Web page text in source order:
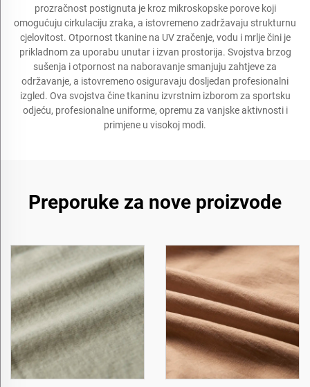
prozračnost postignuta je kroz mikroskopske porove koji
omogućuju cirkulaciju zraka, a istovremeno zadržavaju strukturnu
cjelovitost. Otpornost tkanine na UV zračenje, vodu i mrlje čini je
prikladnom za uporabu unutar i izvan prostorija. Svojstva brzog
sušenja i otpornost na naboravanje smanjuju zahtjeve za
održavanje, a istovremeno osiguravaju dosljedan profesionalni
izgled. Ova svojstva čine tkaninu izvrstnim izborom za sportsku
odjeću, profesionalne uniforme, opremu za vanjske aktivnosti i
primjene u visokoj modi.
Preporuke za nove proizvode